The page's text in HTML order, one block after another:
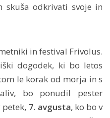
skuša odkrivati svoje in
in festival Frivolus.
dogodek, ki bo letos
le korak od morja in s
bo ponudil pester
petek, 7. avgusta, ko bo v